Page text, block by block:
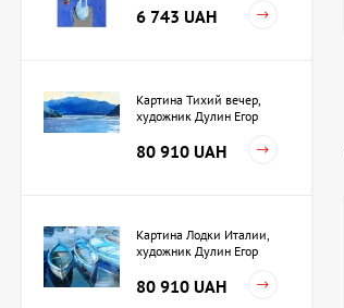
6 743 UAH
Картина Тихий вечер,
художник Дулин Егор
80 910 UAH
Картина Лодки Италии,
художник Дулин Егор
80 910 UAH